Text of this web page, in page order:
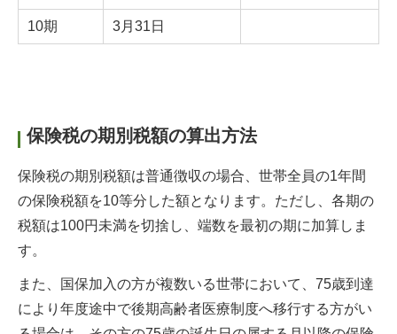
10期 3月31日
保険税の期別税額の算出方法
保険税の期別税額は普通徴収の場合、世帯全員の1年間
の保険税額を10等分した額となります。ただし、各期の
税額は100円未満を切捨し、端数を最初の期に加算しま
す。
また、国保加入の方が複数いる世帯において、75歳到達
により年度途中で後期高齢者医療制度へ移行する方がい